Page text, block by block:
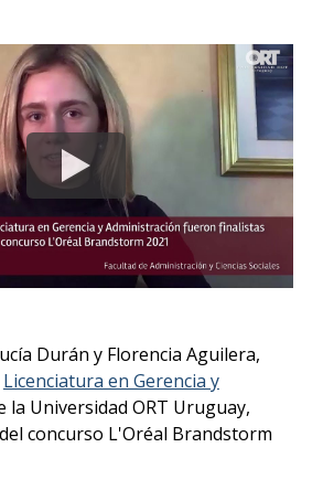
La
en
Blog
Durán y Florencia Aguilera,
Licenciatura en Gerencia y
la Universidad ORT Uruguay,
concurso L'Oréal Brandstorm